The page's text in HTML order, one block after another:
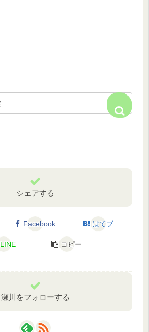
シェアする
Facebook はてブ
LINE コピー
瀬川をフォローする